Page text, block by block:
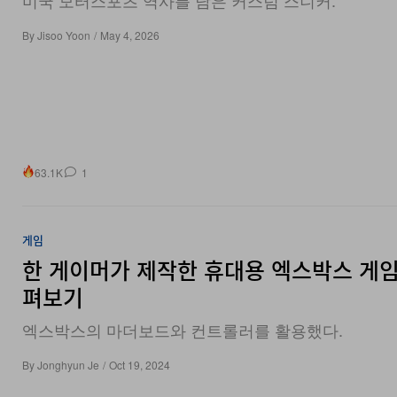
ByJisoo Yoon / May 4, 2026
63.1K 1
게임
한 게이머가 제작한 휴대용 엑스박스 게
펴보기
엑스박스의 마더보드와 컨트롤러를 활용했다.
ByJonghyun Je / Oct 19, 2024